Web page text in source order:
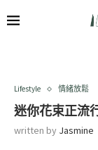
Lifestyle 情緒放鬆
迷你花束正流
written by Jasmine